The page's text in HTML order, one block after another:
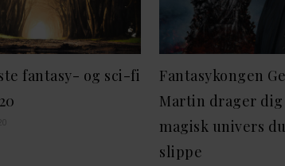
fantasy- og sci-fi
Fantasykongen
Martin drager
magisk univers
slippe